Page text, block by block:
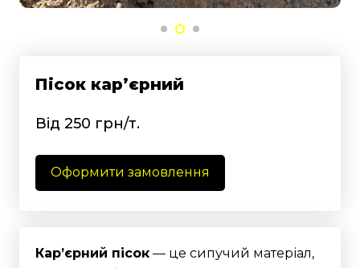
Пісок кар’єрний
Від 250 грн/т.
Оформити замовлення
Кар’єрний пісок — це сипучий матеріал,